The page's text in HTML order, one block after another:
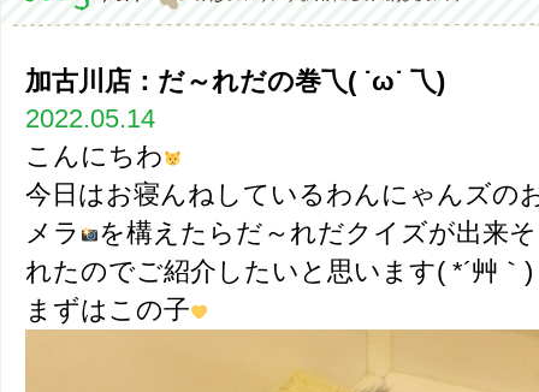
加古川店：だ～れだの巻乁( ˙ω˙ 乁)
2022.05.14
こんにちわ
今日はお寝んねしているわんにゃんズの
メラ
を構えたらだ～れだクイズが出来
れたのでご紹介したいと思います( *´艸｀)
まずはこの子